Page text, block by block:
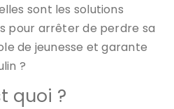
sont les solutions
pour arrêter de perdre sa
de jeunesse et garante
?
quoi ?